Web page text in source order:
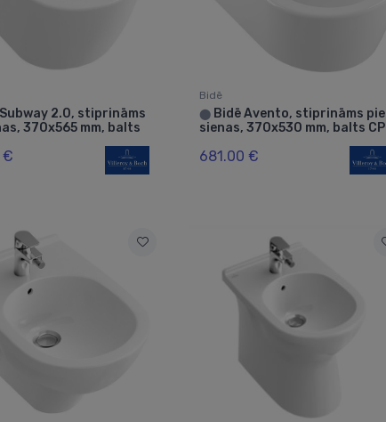
2.0, stiprināms
370x565 mm, balts
€
Bidē
⬤ Bidē Avento, stiprināms pie
sienas, 370x530 mm, balts CP
681.00 €